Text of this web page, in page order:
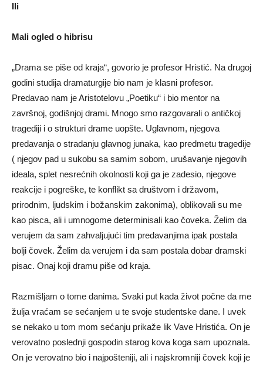
Ili
Mali ogled o hibrisu
„Drama se piše od kraja“, govorio je profesor Hristić. Na drugoj
godini studija dramaturgije bio nam je klasni profesor.
Predavao nam je Aristotelovu „Poetiku“ i bio mentor na
završnoj, godišnjoj drami. Mnogo smo razgovarali o antičkoj
tragediji i o strukturi drame uopšte. Uglavnom, njegova
predavanja o stradanju glavnog junaka, kao predmetu tragedije
( njegov pad u sukobu sa samim sobom, urušavanje njegovih
ideala, splet nesrećnih okolnosti koji ga je zadesio, njegove
reakcije i pogreške, te konflikt sa društvom i državom,
prirodnim, ljudskim i božanskim zakonima), oblikovali su me
kao pisca, ali i umnogome determinisali kao čoveka. Želim da
verujem da sam zahvaljujući tim predavanjima ipak postala
bolji čovek. Želim da verujem i da sam postala dobar dramski
pisac. Onaj koji dramu piše od kraja.
Razmišljam o tome danima. Svaki put kada život počne da me
žulja vraćam se sećanjem u te svoje studentske dane. I uvek
se nekako u tom mom sećanju prikaže lik Vave Hristića. On je
verovatno poslednji gospodin starog kova koga sam upoznala.
On je verovatno bio i najpošteniji, ali i najskromniji čovek koji je